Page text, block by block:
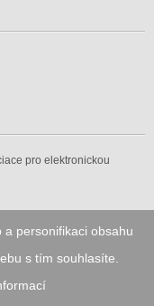
personifikaci obsahu
s tím souhlasíte.
pro elektronickou